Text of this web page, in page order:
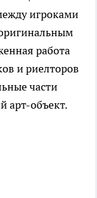
игроками
работа
и риелторов
части
арт-объект.